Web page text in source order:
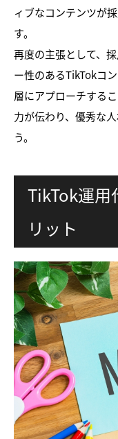
ィブなコンテンツが
す。
再度の主張として、
ー性のあるTikTokコ
層にアプローチする
力が伝わり、優秀な
う。
TikTok運用
リット